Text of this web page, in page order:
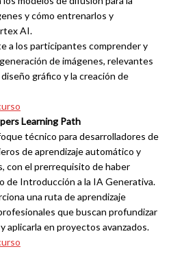
y cómo entrenarlos y
AI.
a los participantes comprender y
de imágenes, relevantes
gráfico y la creación de
Learning Path
técnico para desarrolladores de
de aprendizaje automático y
con el prerrequisito de haber
de Introducción a la IA Generativa.
una ruta de aprendizaje
que buscan profundizar
aplicarla en proyectos avanzados.